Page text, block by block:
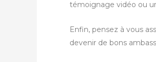
témoignage vidéo ou
Enfin, pensez à vous
devenir de bons